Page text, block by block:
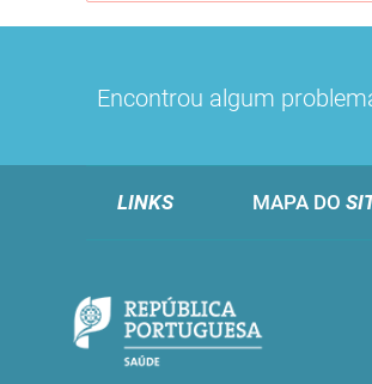
Encontrou algum
LINKS MAPA DO